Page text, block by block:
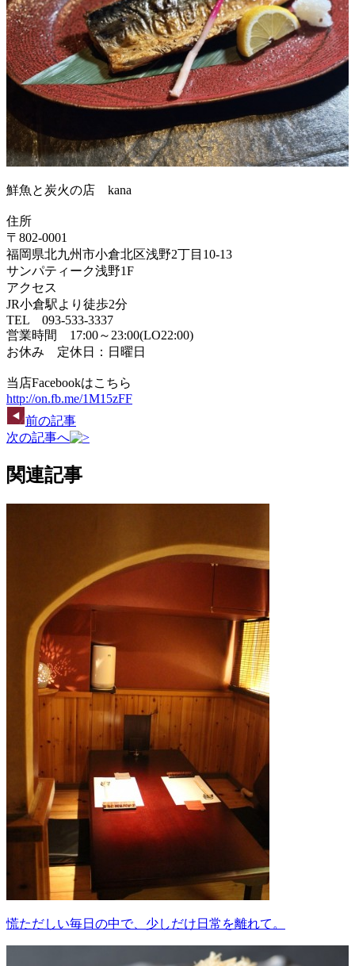
鮮魚と炭火の店 kana
住所
〒802-0001
福岡県北九州市小倉北区浅野2丁目10-13
サンパティーク浅野1F
アクセス
JR小倉駅より徒歩2分
TEL 093-533-3337
営業時間 17:00～23:00(LO22:00)
お休み 定休日：日曜日
当店Facebookはこちら
http://on.fb.me/1M15zFF
前の記事
次の記事へ
関連記事
慌ただしい毎日の中で、少しだけ日常を離れて。